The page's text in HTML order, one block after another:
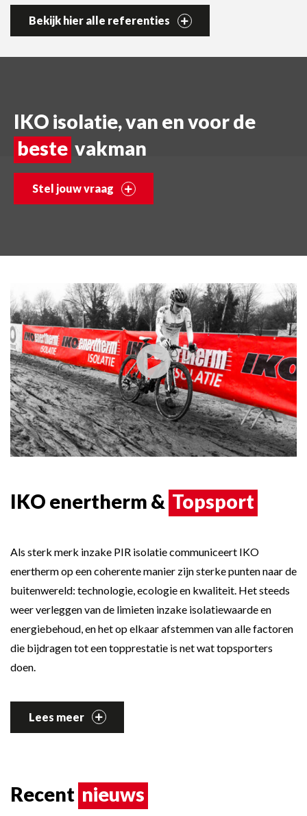
Bekijk hier alle referenties
IKO isolatie, van en voor de
beste vakman
Stel jouw vraag
IKO enertherm & Topsport
Als sterk merk inzake PIR isolatie communiceert IKO
enertherm op een coherente manier zijn sterke punten naar de
buitenwereld: technologie, ecologie en kwaliteit. Het steeds
weer verleggen van de limieten inzake isolatiewaarde en
energiebehoud, en het op elkaar afstemmen van alle factoren
die bijdragen tot een topprestatie is net wat topsporters
doen.
Lees meer
Recent nieuws